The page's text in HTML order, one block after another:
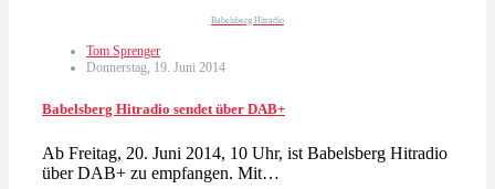
Babelsberg Hitradio
Tom Sprenger
Donnerstag, 19. Juni 2014
Babelsberg Hitradio sendet über DAB+
Ab Freitag, 20. Juni 2014, 10 Uhr, ist Babelsberg Hitradio
über DAB+ zu empfangen. Mit…